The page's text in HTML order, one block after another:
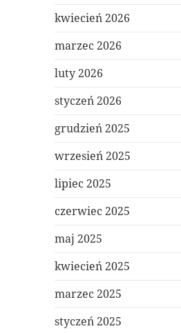
kwiecień 2026
marzec 2026
luty 2026
styczeń 2026
grudzień 2025
wrzesień 2025
lipiec 2025
czerwiec 2025
maj 2025
kwiecień 2025
marzec 2025
styczeń 2025